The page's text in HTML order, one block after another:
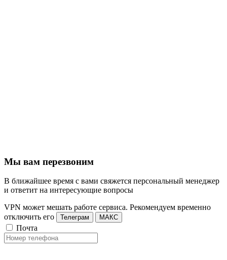
Мы вам перезвоним
В ближайшее время с вами свяжется персональный менеджер
и ответит на интересующие вопросы
VPN может мешать работе сервиса. Рекомендуем временно
отключить его
Телеграм МАКС
Почта